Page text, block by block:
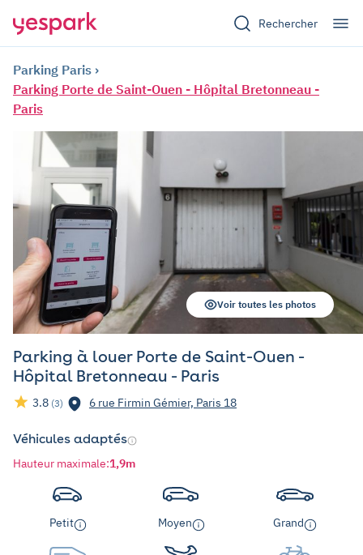
Rechercher
Parking Paris
Parking Porte de Saint-Ouen - Hôpital Bretonneau -
Paris
Parking à louer Porte de Saint-Ouen -
Hôpital Bretonneau - Paris
3.8 (3) 6 rue Firmin Gémier, Paris 18
Voir toutes les photos
Véhicules adaptés
Hauteur maximale:1,9m
Petit Moyen Grand